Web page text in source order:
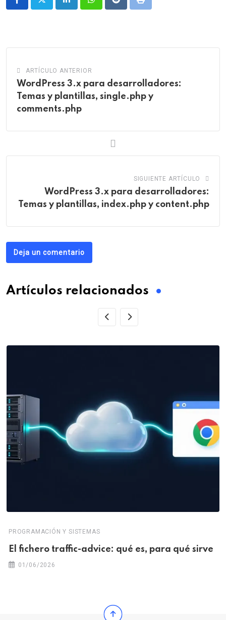
LinkedInWhatsappRedditPrint
ARTÍCULO ANTERIOR
WordPress 3.x para desarrolladores:
Temas y plantillas, single.php y
comments.php
SIGUIENTE ARTÍCULO
WordPress 3.x para desarrolladores:
Temas y plantillas, index.php y content.php
Deja un comentario
Artículos relacionados
PROGRAMACIÓN Y SISTEMAS
El fichero traffic-advice: qué es, para qué sirve
01/06/2026